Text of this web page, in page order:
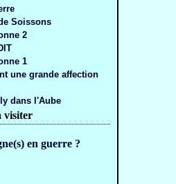
Soissons
2
1
une grande affection
dans l'Aube
visiter
en guerre ?